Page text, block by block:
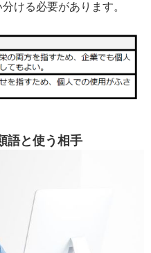
ける必要があります。
語と使う相手